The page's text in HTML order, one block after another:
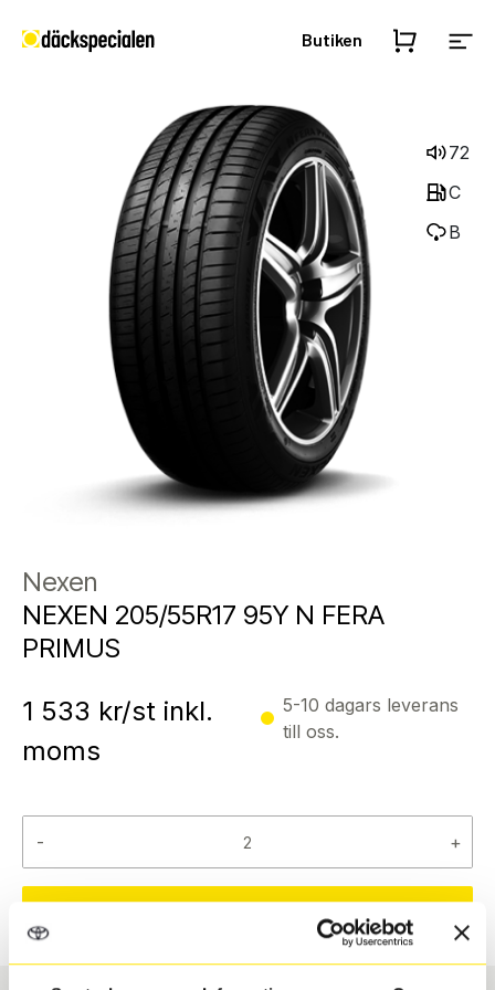
Butiken
72
C
B
Nexen
NEXEN 205/55R17 95Y N FERA
PRIMUS
1 533 kr/st inkl.
moms
5-10 dagars leverans
till oss.
- +